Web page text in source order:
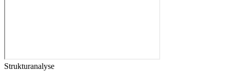
Strukturanalyse